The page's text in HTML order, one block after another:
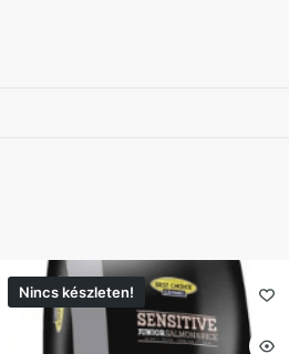
Nincs készleten!